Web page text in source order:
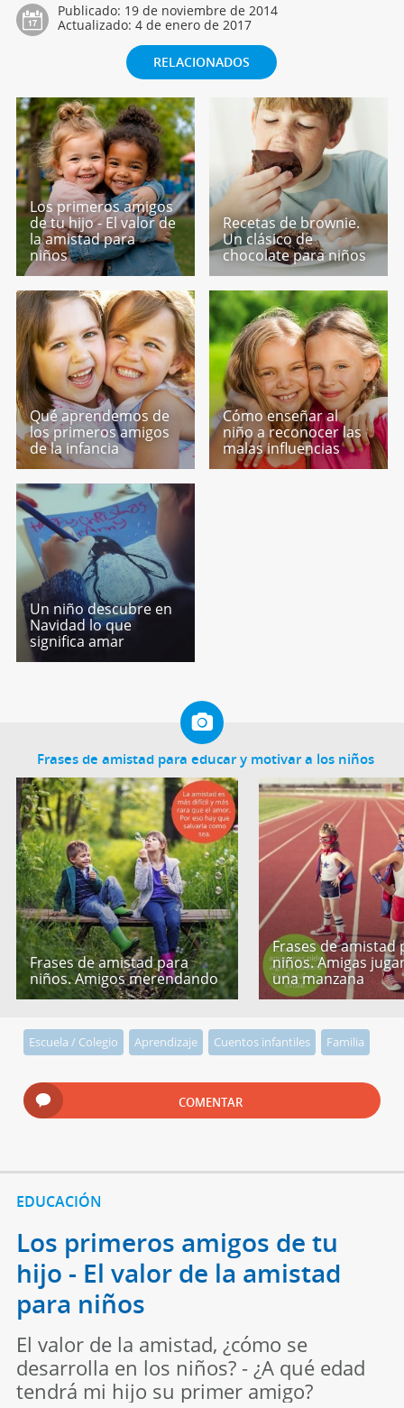
Publicado: 19 de noviembre de 2014
Actualizado: 4 de enero de 2017
RELACIONADOS
Los primeros amigos
de tu hijo - El valor de
la amistad para
niños
Recetas de brownie.
Un clásico de
chocolate para niños
Qué aprendemos de
los primeros amigos
de la infancia
Cómo enseñar al
niño a reconocer las
malas influencias
Un niño descubre en
Navidad lo que
significa amar
Frases de amistad para educar y motivar a los niños
Frases de amistad para
niños. Amigos merendando
Frases de amistad
niños. Amigas
una manzana
Escuela / Colegio Aprendizaje Cuentos infantiles Familia
COMENTAR
EDUCACIÓN
Los primeros amigos de tu
hijo - El valor de la amistad
para niños
El valor de la amistad, ¿cómo se
desarrolla en los niños? - ¿A qué edad
tendrá mi hijo su primer amigo?